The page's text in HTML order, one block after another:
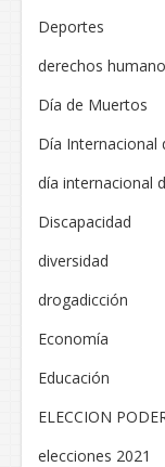
Deportes
derechos
Día de Muertos
Día Internacional
día internacional
Discapacidad
diversidad
drogadicción
Economía
Educación
ELECCION
elecciones 2021